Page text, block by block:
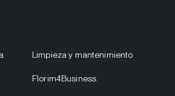
Limpieza y mantenimiento
Florim4Business